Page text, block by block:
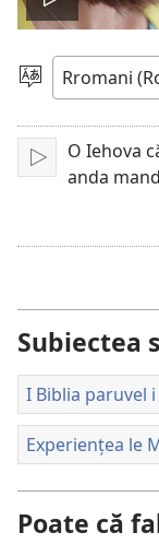
De
drom
o
video
Alosar
şib
De
O Iehova
anda
Subiectea
I Biblia paruvel
Experiențea le
Poate că